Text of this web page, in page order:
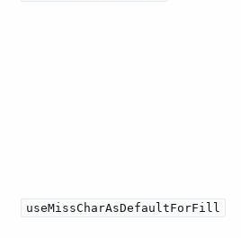
useMissCharAsDefaultForFill